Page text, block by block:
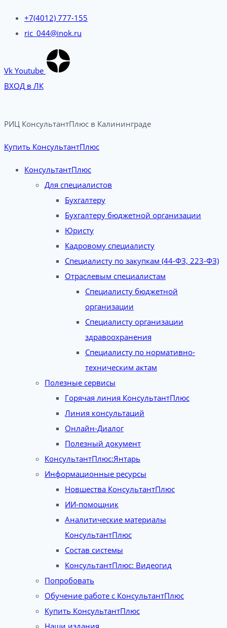
+7(4012) 777-155
ric_044@inok.ru
Vk Youtube
ВХОД в ЛК
РИЦ КонсультантПлюс в Калининграде​
Купить КонсультантПлюс
КонсультантПлюс
Для специалистов
Бухгалтеру
Бухгалтеру бюджетной организации
Юристу
Кадровому специалисту
Специалисту по закупкам (44-ФЗ, 223-ФЗ)
Отраслевым специалистам
Специалисту бюджетной
организации
Специалисту организации
здравоохранения
Специалисту по нормативно-
техническим актам
Полезные сервисы
Горячая линия КонсультантПлюс
Линия консультаций
Онлайн-Диалог
Полезный документ
КонсультантПлюс:Янтарь
Информационные ресурсы
Новшества КонсультантПлюс
ИИ-помощник
Аналитические материалы
КонсультантПлюс
Состав системы
КонсультантПлюс: Видеогид
Попробовать
Обучение работе с КонсультантПлюс
Купить КонсультантПлюс
Наши издания